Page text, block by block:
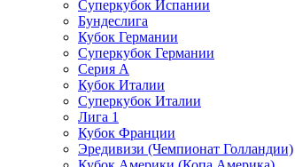
Суперкубок Испании
Бундеслига
Кубок Германии
Суперкубок Германии
Серия А
Кубок Италии
Суперкубок Италии
Лига 1
Кубок Франции
Эредивизи (Чемпионат Голландии)